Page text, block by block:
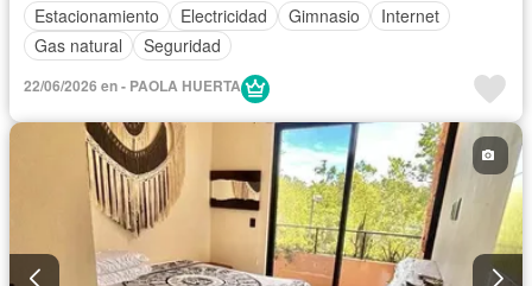
Estacionamiento
Electricidad Gimnasio
Internet
Gas natural
Seguridad
22/06/2026 en - PAOLA HUERTA